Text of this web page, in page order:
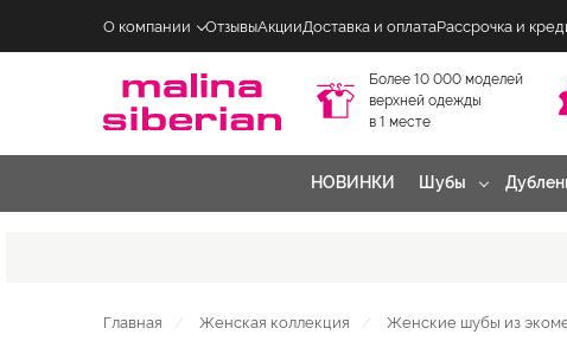
О компании ОтзывыАкцииДоставка и оплатаРассрочка и
Более 10 000 моделей
верхней одежды
в 1 месте
НОВИНКИ Шубы
Главная Женская коллекция Женские шубы из